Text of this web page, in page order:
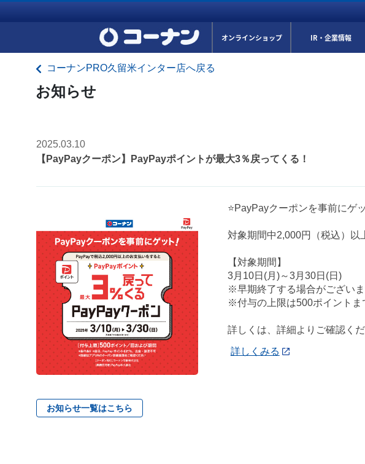
オンラインショップ IR・企業情報
コーナンPRO久留米インター店へ戻る
お知らせ
2025.03.10
【PayPayクーポン】PayPayポイントが最大3％戻ってくる！
⭐PayPayクーポンを事前にゲ
対象期間中2,000円（税込）以
【対象期間】
3月10日(月)～3月30日(日)
※早期終了する場合がございま
※付与の上限は500ポイントま
詳しくは、詳細よりご確認く
詳しくみる
お知らせ一覧はこちら